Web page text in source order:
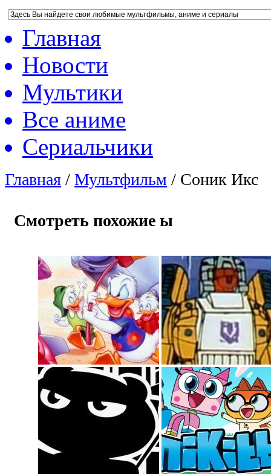
Главная
Новости
Мультики
Все аниме
Сериальчики
Главная / Мультфильм / Соник Икс
Смотреть похожие ы